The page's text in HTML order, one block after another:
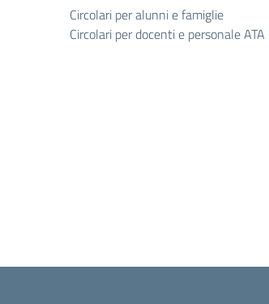
Circolari per alunni e famiglie
Circolari per docenti e personale ATA